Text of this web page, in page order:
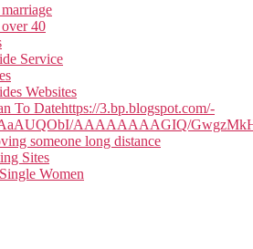
40
Service
Websites
To Datehttps://3.bp.blogspot.com/-
AAAAAAAAGIQ/
someone long distance
Sites
Women